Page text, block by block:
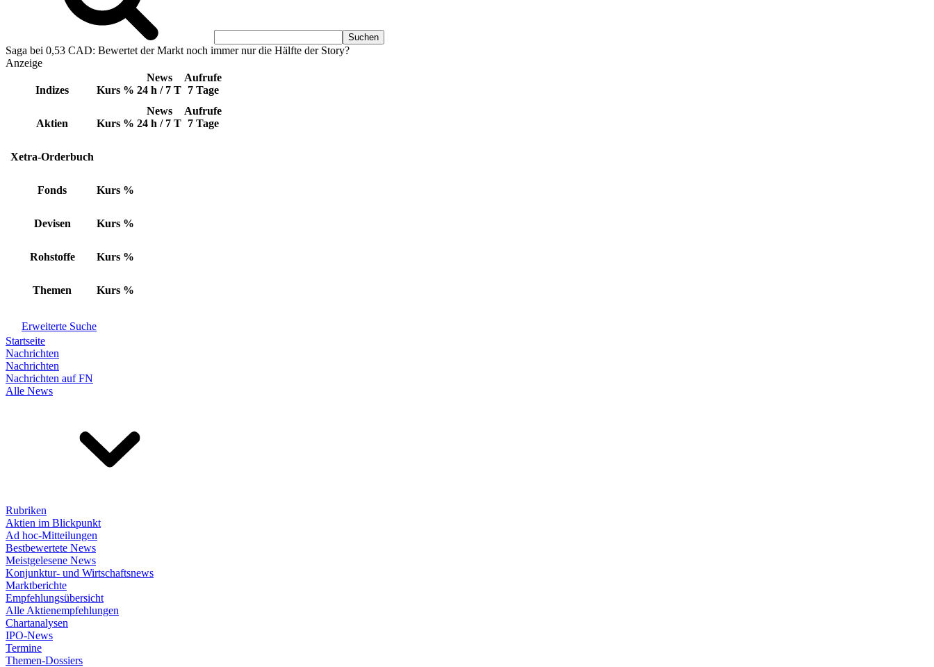
Saga bei 0,53 CAD: Bewertet der Markt noch immer nur die Hälfte der Story?
Anzeige
Indizes Kurs %
News
24 h / 7 T
Aufrufe
7 Tage
Aktien Kurs %
News
24 h / 7 T
Aufrufe
7 Tage
Xetra-Orderbuch
Fonds Kurs %
Devisen Kurs %
Rohstoffe Kurs %
Themen Kurs %
Erweiterte Suche
Startseite
Nachrichten
Nachrichten
Nachrichten auf FN
Alle News
Rubriken
Aktien im Blickpunkt
Ad hoc-Mitteilungen
Bestbewertete News
Meistgelesene News
Konjunktur- und Wirtschaftsnews
Marktberichte
Empfehlungsübersicht
Alle Aktienempfehlungen
Chartanalysen
IPO-News
Termine
Themen-Dossiers